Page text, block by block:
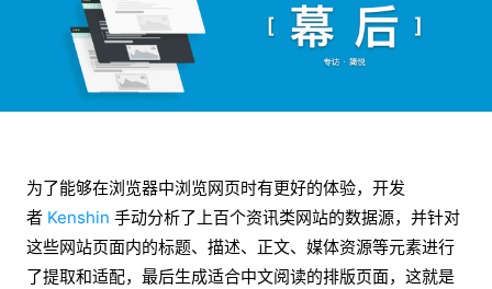
为了能够在浏览器中浏览网页时有更好的体验，开发
者 Kenshin 手动分析了上百个资讯类网站的数据源，并针对
这些网站页面内的标题、描述、正文、媒体资源等元素进行
了提取和适配，最后生成适合中文阅读的排版页面，这就是